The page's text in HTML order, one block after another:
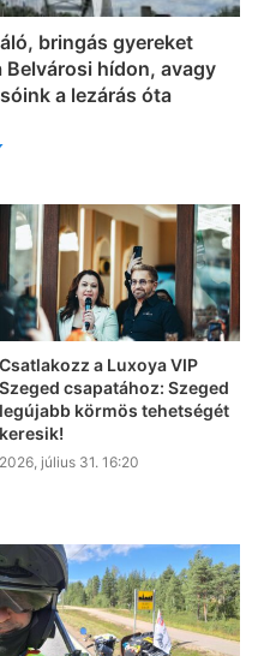
bringás gyereket
Belvárosi hídon, avagy
a lezárás óta
Csatlakozz a Luxoya VIP
Szeged csapatához: Szeged
legújabb körmös tehetségét
keresik!
2026, július 31. 16:20